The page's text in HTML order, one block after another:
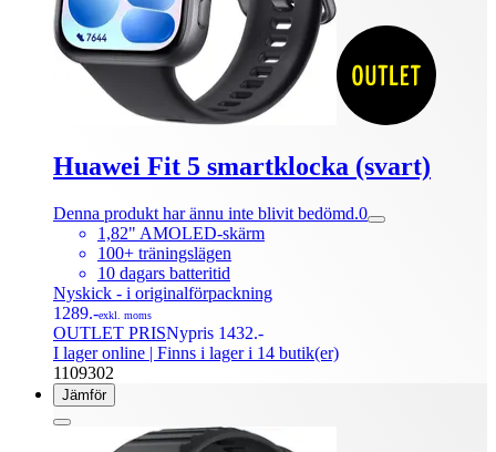
Huawei Fit 5 smartklocka (svart)
Denna produkt har ännu inte blivit bedömd.0
1,82" AMOLED-skärm
100+ träningslägen
10 dagars batteritid
Nyskick - i originalförpackning
1289.-exkl. moms
OUTLET PRISNypris 1432.-
I lager online | Finns i lager i 14 butik(er)
1109302
Jämför